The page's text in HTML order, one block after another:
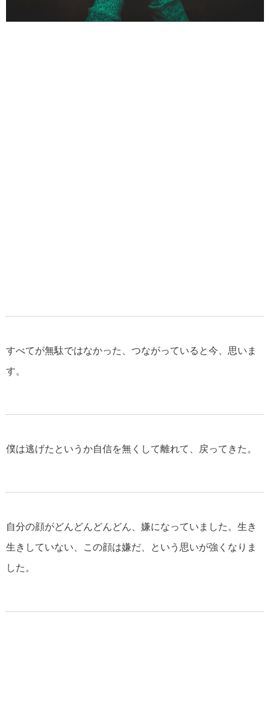
すべてが無駄ではなかった、つながっていると今、思いま
す。
僕は逃げたというか自信を無くして離れて、戻ってきた。
自分の顔がどんどんどんどん、嫌になっていました。生き
生きしていない、この顔は嫌だ、という思いが強くなりま
した。